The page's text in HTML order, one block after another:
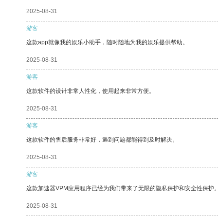
2025-08-31
游客
这款app就像我的娱乐小助手，随时随地为我的娱乐提供帮助。
2025-08-31
游客
这款软件的设计非常人性化，使用起来非常方便。
2025-08-31
游客
这款软件的售后服务非常好，遇到问题都能得到及时解决。
2025-08-31
游客
这款加速器VPM应用程序已经为我们带来了无限的隐私保护和安全性保护
2025-08-31